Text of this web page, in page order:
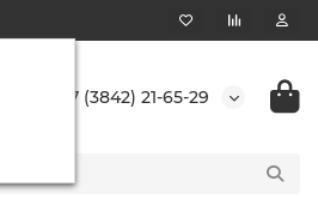
+7 (3842) 21-65-29